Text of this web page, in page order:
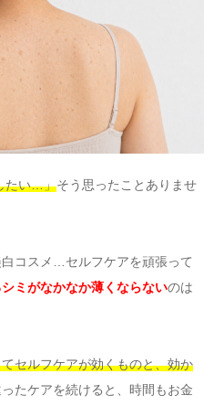
たい…」そう思ったことありませ
コスメ…セルフケアを頑張って
ミがなかなか薄くならないのは
セルフケアが効くものと、効か
たケアを続けると、時間もお金